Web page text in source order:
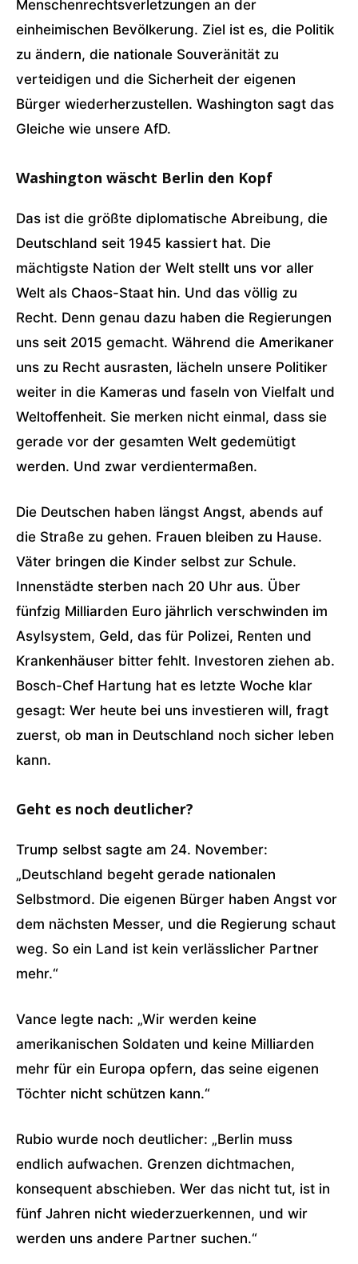
Menschenrechtsverletzungen an der
einheimischen Bevölkerung. Ziel ist es, die Politik
zu ändern, die nationale Souveränität zu
verteidigen und die Sicherheit der eigenen
Bürger wiederherzustellen. Washington sagt das
Gleiche wie unsere AfD.
Washington wäscht Berlin den Kopf
Das ist die größte diplomatische Abreibung, die
Deutschland seit 1945 kassiert hat. Die
mächtigste Nation der Welt stellt uns vor aller
Welt als Chaos-Staat hin. Und das völlig zu
Recht. Denn genau dazu haben die Regierungen
uns seit 2015 gemacht. Während die Amerikaner
uns zu Recht ausrasten, lächeln unsere Politiker
weiter in die Kameras und faseln von Vielfalt und
Weltoffenheit. Sie merken nicht einmal, dass sie
gerade vor der gesamten Welt gedemütigt
werden. Und zwar verdientermaßen.
Die Deutschen haben längst Angst, abends auf
die Straße zu gehen. Frauen bleiben zu Hause.
Väter bringen die Kinder selbst zur Schule.
Innenstädte sterben nach 20 Uhr aus. Über
fünfzig Milliarden Euro jährlich verschwinden im
Asylsystem, Geld, das für Polizei, Renten und
Krankenhäuser bitter fehlt. Investoren ziehen ab.
Bosch-Chef Hartung hat es letzte Woche klar
gesagt: Wer heute bei uns investieren will, fragt
zuerst, ob man in Deutschland noch sicher leben
kann.
Geht es noch deutlicher?
Trump selbst sagte am 24. November:
„Deutschland begeht gerade nationalen
Selbstmord. Die eigenen Bürger haben Angst vor
dem nächsten Messer, und die Regierung schaut
weg. So ein Land ist kein verlässlicher Partner
mehr.“
Vance legte nach: „Wir werden keine
amerikanischen Soldaten und keine Milliarden
mehr für ein Europa opfern, das seine eigenen
Töchter nicht schützen kann.“
Rubio wurde noch deutlicher: „Berlin muss
endlich aufwachen. Grenzen dichtmachen,
konsequent abschieben. Wer das nicht tut, ist in
fünf Jahren nicht wiederzuerkennen, und wir
werden uns andere Partner suchen.“